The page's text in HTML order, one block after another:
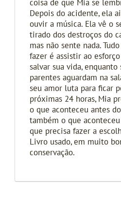
coisa de que Mia se
Depois do acidente, ela
ouvir a música. Ela vê o
tirado dos destroços do
mas não sente nada.
fazer é assistir ao
salvar sua vida, enquanto
parentes aguardam na
seu amor luta para ficar
próximas 24 horas, Mia
o que aconteceu antes
também o que
que precisa fazer a
Livro usado, em muito
conservação.